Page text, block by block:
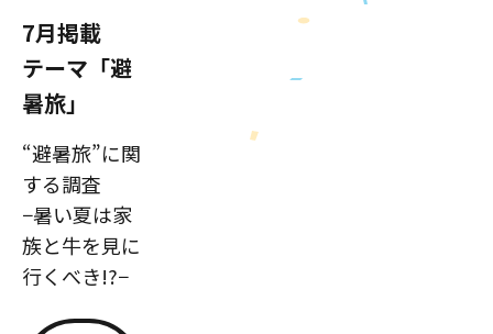
7月掲載
テーマ「避
暑旅」
“避暑旅”に関
する調査
−暑い夏は家
族と牛を見に
行くべき!?−